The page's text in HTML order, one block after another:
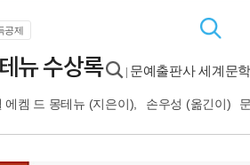
공제
뉴 수상록 문예출판사 세계문
에켐 드 몽테뉴 (지은이), 손우성 (옮긴이)